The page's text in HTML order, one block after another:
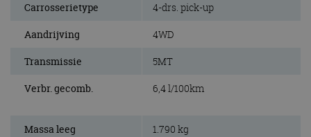
Carrosserietype 4-drs. pick-up
Aandrijving 4WD
Transmissie 5MT
Verbr. gecomb. 6,4 l/100km
Massa leeg 1.790 kg